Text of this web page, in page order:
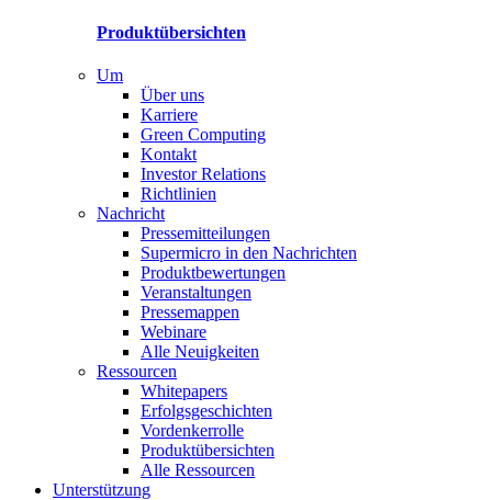
Produktübersichten
Um
Über uns
Karriere
Green Computing
Kontakt
Investor Relations
Richtlinien
Nachricht
Pressemitteilungen
Supermicro in den Nachrichten
Produktbewertungen
Veranstaltungen
Pressemappen
Webinare
Alle Neuigkeiten
Ressourcen
Whitepapers
Erfolgsgeschichten
Vordenkerrolle
Produktübersichten
Alle Ressourcen
Unterstützung